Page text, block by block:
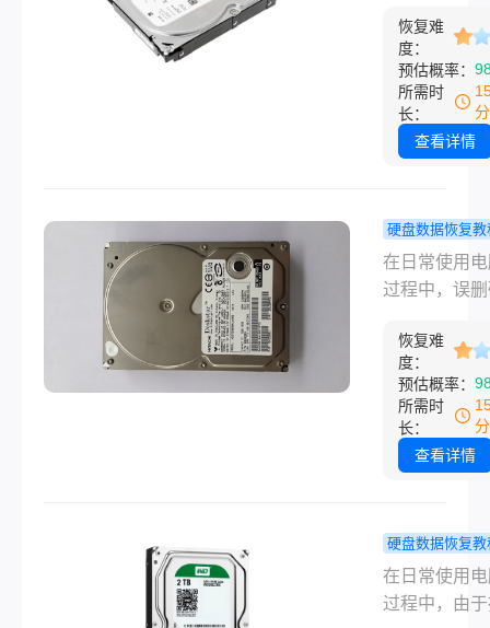
么恢复移动
据”。
我们的重要
包括文档、
视频、音乐
类应用程序
而，有时由
感染或自然
等，硬盘上
可能会突然
给我们的生
作带来极大
扰。面对这
况，及时且
采取恢复措
尤为重要。
脑硬盘丢失
盘数据恢复
恢复难
度：
预估概率：
所需时
长：
查看详情
硬盘数据恢复教
脑硬盘文件
怎么恢复？
在日常使用
过程中，误
令人头疼的
幸运的是，
方法可以尝
这些被误删
件。那么电
绍几种有效
文件恢复方
助用户解决
题。
恢复难
度：
预估概率：
所需时
长：
查看详情
硬盘数据恢复教
脑误格式化
了怎么恢复
在日常使用
过程中，由